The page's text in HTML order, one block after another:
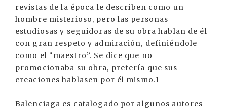
revistas de la época le describen como un
hombre misterioso, pero las personas
estudiosas y seguidoras de su obra hablan de él
con gran respeto y admiración, definiéndole
como el “maestro”. Se dice que no
promocionaba su obra, prefería que sus
creaciones hablasen por él mismo.1
Balenciaga es catalogado por algunos autores